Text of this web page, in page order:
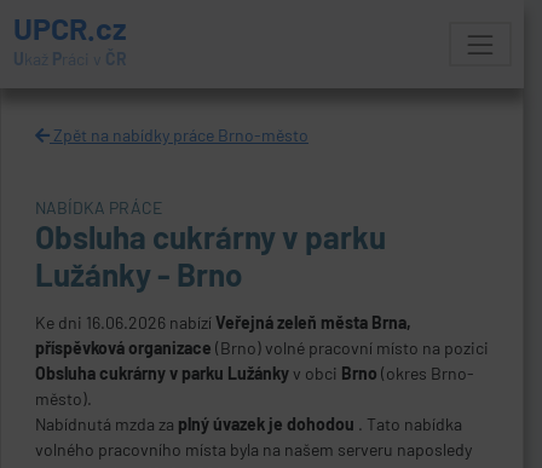
UPCR.cz
U kaž Práci v ČR
Zpět na nabídky práce Brno-město
NABÍDKA PRÁCE
Obsluha cukrárny v parku
Lužánky - Brno
Ke dni 16.06.2026 nabízíVeřejná zeleň města Brna,
příspěvková organizace (Brno) volné pracovní místo na pozici
Obsluha cukrárny v parku Lužánky v obci Brno (okres Brno-
město).
Nabídnutá mzda za plný úvazek je dohodou . Tato nabídka
volného pracovního místa byla na našem serveru naposledy